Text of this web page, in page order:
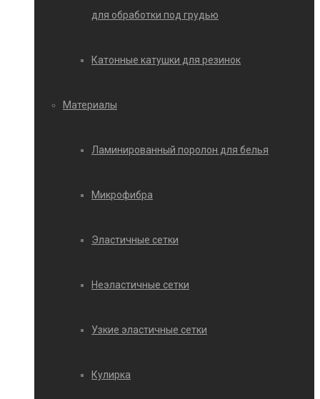
для обработки под грудью
Катонные катушки для резинок
Материалы
Ламинированный поролон для белья
Микрофибра
Эластичные сетки
Неэластичные сетки
Узкие эластичные сетки
Кулирка